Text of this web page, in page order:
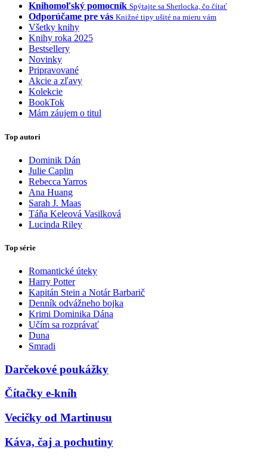
Knihomoľský pomocník Spýtajte sa Sherlocka, čo čítať
Odporúčame pre vás Knižné tipy ušité na mieru vám
Všetky knihy
Knihy roka 2025
Bestsellery
Novinky
Pripravované
Akcie a zľavy
Kolekcie
BookTok
Mám záujem o titul
Top autori
Dominik Dán
Julie Caplin
Rebecca Yarros
Ana Huang
Sarah J. Maas
Táňa Keleová Vasilková
Lucinda Riley
Top série
Romantické úteky
Harry Potter
Kapitán Stein a Notár Barbarič
Denník odvážneho bojka
Krimi Dominika Dána
Učím sa rozprávať
Duna
Smradi
Darčekové poukážky
Čítačky e-kníh
Vecičky od Martinusu
Káva, čaj a pochutiny